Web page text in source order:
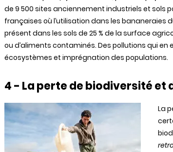
de 9 500 sites anciennement industriels et sols
françaises où l’utilisation dans les bananeraies
présent dans les sols de 25 % de la surface
ou d’aliments contaminés. Des pollutions qui en
écosystèmes et imprégnation des populations.
4 - Lapertedebiodiversitéet
La